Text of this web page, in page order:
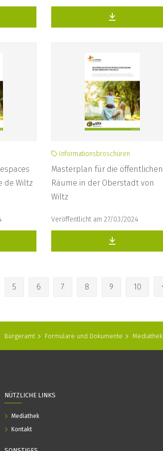
de Wiltz
Informationsbroschüren
Masterplan für die öffentlichen
Räume in der Oberstadt von
Wiltz
Veröffentlicht am 27/03/2024
5 6 7 8 9 10
Bürgeramt Formulare und Dokumente Mediathek
NÜTZLICHE LINKS
Mediathek
Kontakt